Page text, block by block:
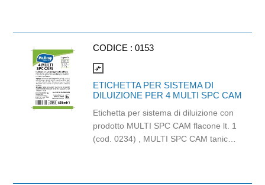
Ecolabel, FSC e idoneo al contatto
alimentare. Dimensioni: 33cm x 33cm.
CODICE : 0153
compare_arrows
ETICHETTA PER SISTEMA DI
DILUIZIONE PER 4 MULTI SPC CAM
Etichetta per sistema di diluizione con
prodotto MULTI SPC CAM flacone lt. 1
(cod. 0234) , MULTI SPC CAM tanica